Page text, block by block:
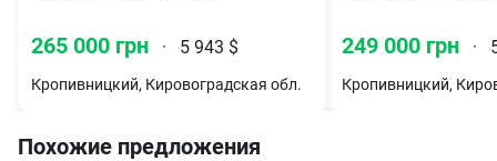
265 000 грн · 5 943 $
Кропивницкий, Кировоградская обл.
249 000 грн ·
Кропивницкий,
Похожие предложения